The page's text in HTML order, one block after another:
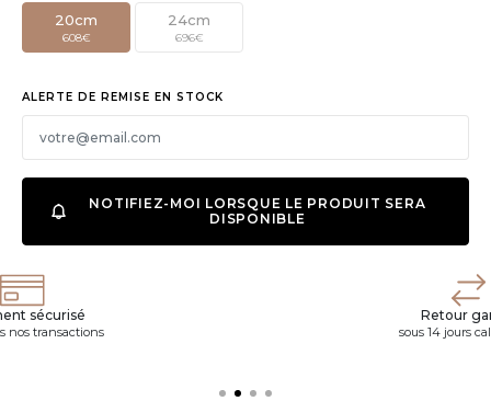
20cm
608€
24cm
696€
ALERTE DE REMISE EN STOCK
NOTIFIEZ-MOI LORSQUE LE PRODUIT SERA
DISPONIBLE
sécurisé
nos transactions
Retour
sous 14 jours